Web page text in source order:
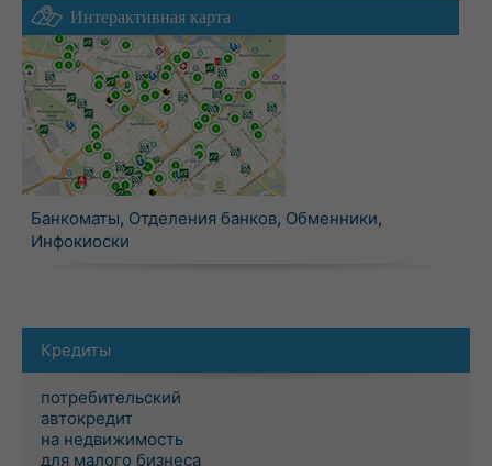
Интерактивная карта
Банкоматы, Отделения банков, Обменники,
Инфокиоски
Кредиты
потребительский
автокредит
на недвижимость
для малого бизнеса